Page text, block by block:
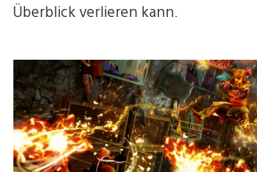
Überblick verlieren kann.